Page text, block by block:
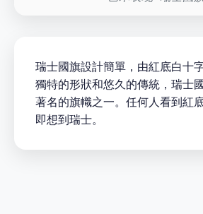
瑞士國旗設計簡單，由紅底白十
獨特的形狀和悠久的傳統，瑞士
著名的旗幟之一。任何人看到紅
即想到瑞士。